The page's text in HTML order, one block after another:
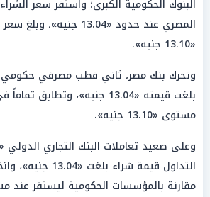
البنوك الحكومية الكبرى؛ واستقر سعر
المصري عند حدود «13.04
«13.10 جنيه».
وتحرك بنك مصر، ثاني قطب مصرفي
بلغت قيمته «13.04 جنيه»،
مستوى «13.10 جنيه».
التداول قيمة شراء
مقارنة بالمؤسسات الحكومية ليستقر عند مستوى